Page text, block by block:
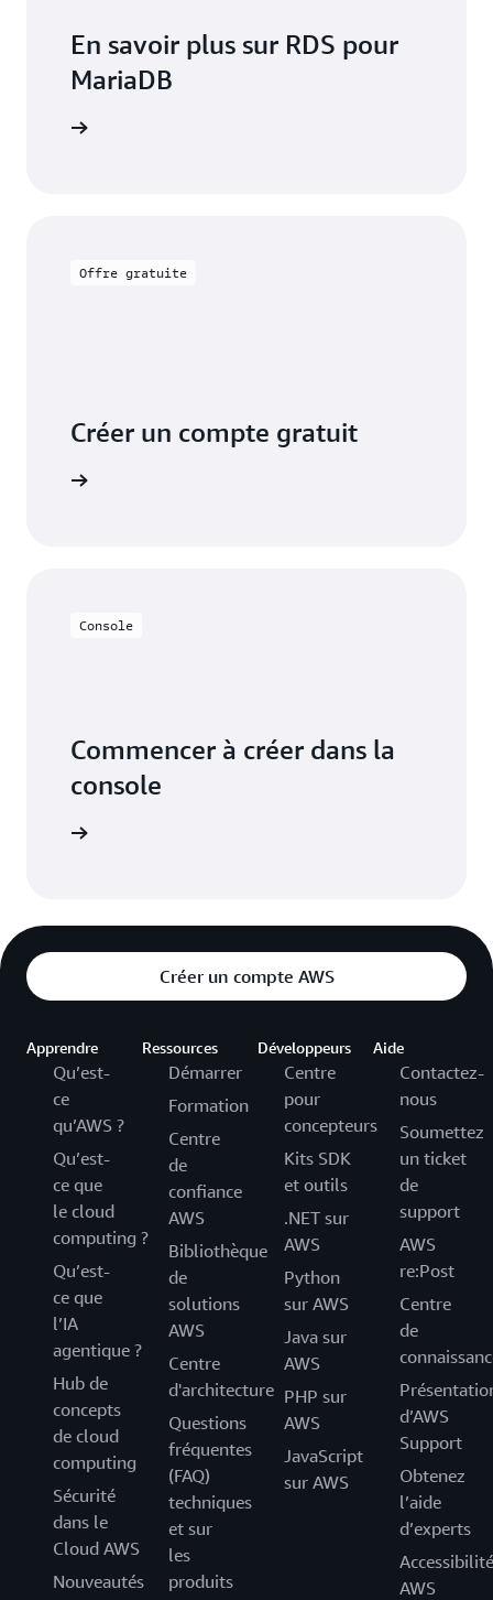
En savoir plus sur RDS pour
MariaDB
Offre gratuite
Créer un compte gratuit
Console
Commencer à créer dans la
console
Créer un compte AWS
Apprendre
Qu’est-
ce
qu’AWS ?
Qu’est-
ce que
le cloud
computing ?
Qu’est-
ce que
l’IA
agentique ?
Hub de
concepts
de cloud
computing
Sécurité
dans le
Cloud AWS
Nouveautés
Ressources
Démarrer
Formation
Centre
de
confiance
AWS
Bibliothèque
de
solutions
AWS
Centre
d'architecture
Questions
fréquentes
(FAQ)
techniques
et sur
les
produits
Développeurs
Centre
pour
concepteurs
Kits SDK
et outils
.NET sur
AWS
Python
sur AWS
Java sur
AWS
PHP sur
AWS
JavaScript
sur AWS
Aide
Contactez-
nous
Soumettez
un ticket
de
support
AWS
re:Post
Centre
de
d’AWS
Support
Obtenez
l’aide
d’experts
Accessibilité
AWS